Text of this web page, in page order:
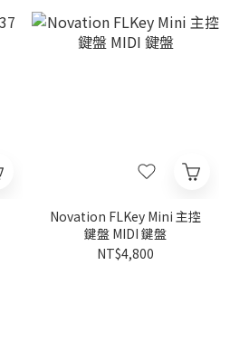
Novation FLKey Mini 主控
鍵盤 MIDI 鍵盤
NT$4,800